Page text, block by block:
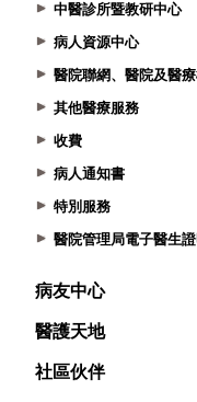
中醫診所暨教研中心
病人資源中心
醫院聯網、醫院及醫
其他醫療服務
收費
病人通知書
特別服務
醫院管理局電子醫生
病友中心
醫護天地
社區伙伴